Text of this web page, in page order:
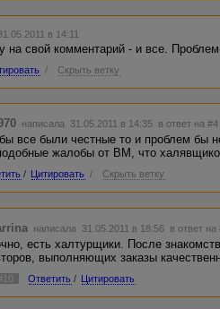
в 14:11
на свой комментарий - и все.
/ Скрыть ветку
написала 31.05.2011 в 14:35 в ответ на #4
все были честные то и проблем бы
жалобы от ВМ, что
/ Цитировать / Скрыть ветку
написала 31.05.2011 в 18:56 в ответ на
есть халтурщики. После
выполняющих заказы
Ответить / Цитировать